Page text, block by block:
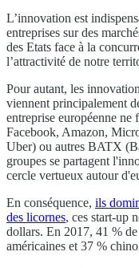
L’innovation est
entreprises sur des
des Etats face à la
l’attractivité de notre
Pour autant, les
viennent principalement
entreprise européenne
Facebook, Amazon,
Uber) ou autres BATX
groupes se partagent
cercle vertueux autour
En conséquence, ils
des licornes, ces start-up
dollars. En 2017, 41 %
américaines et 37 %